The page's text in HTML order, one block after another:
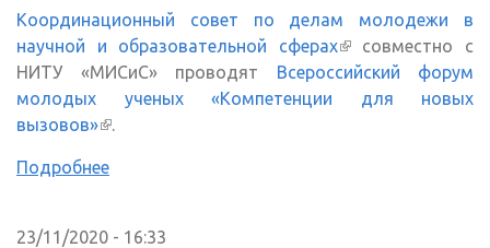
Координационный совет по делам молодежи в
научной и образовательной сферах(внешняя ссылка)
совместно с
НИТУ «МИСиС» проводят Всероссийский форум
молодых ученых «Компетенции для новых
вызовов»(внешняя ссылка)
.
Подробнее
23/11/2020 - 16:33